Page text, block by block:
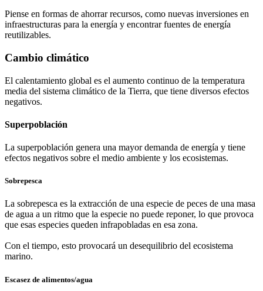
Piense en formas de ahorrar recursos, como nuevas inversiones en
infraestructuras para la energía y encontrar fuentes de energía
reutilizables.
Cambio climático
El calentamiento global es el aumento continuo de la temperatura
media del sistema climático de la Tierra, que tiene diversos efectos
negativos.
Superpoblación
La superpoblación genera una mayor demanda de energía y tiene
efectos negativos sobre el medio ambiente y los ecosistemas.
Sobrepesca
La sobrepesca es la extracción de una especie de peces de una masa
de agua a un ritmo que la especie no puede reponer, lo que provoca
que esas especies queden infrapobladas en esa zona.
Con el tiempo, esto provocará un desequilibrio del ecosistema
marino.
Escasez de alimentos/agua